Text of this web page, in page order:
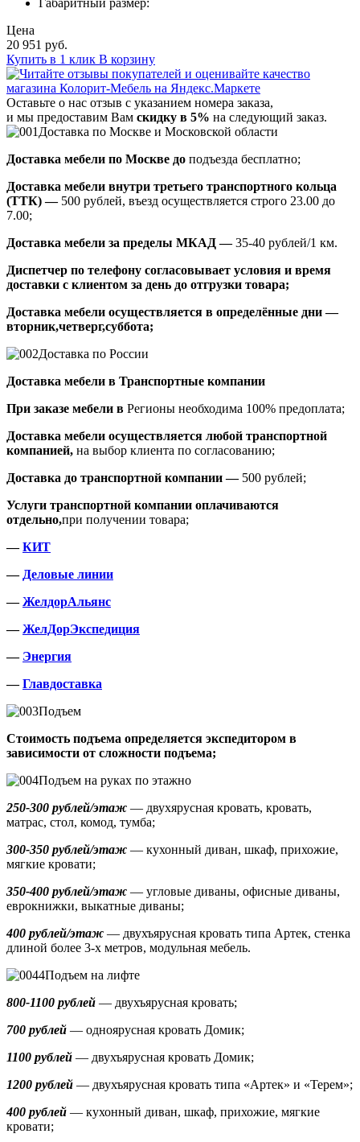
Цена
20 951 руб.
Купить в 1 клик В корзину
Оставьте о нас отзыв с указанием номера заказа,
и мы предоставим Вам скидку в 5% на следующий заказ.
Доставка по Москве и Московской области
Доставка мебели по Москве до подъезда бесплатно;
Доставка мебели внутри третьего транспортного кольца
(ТТК) —500 рублей, въезд осуществляется строго 23.00 до
7.00;
Доставка мебели за пределы МКАД —35-40 рублей/1 км.
Диспетчер по телефону согласовывает условия и время
доставки с клиентом за день до отгрузки товара;
Доставка мебели осуществляется в определённые дни —
вторник,четверг,суббота;
Доставка по России
Доставка мебели в Транспортные компании
При заказе мебели в Регионы необходима 100% предоплата;
Доставка мебели осуществляется любой транспортной
компанией, на выбор клиента по согласованию;
Доставка до транспортной компании —500 рублей;
Услуги транспортной компании оплачиваются
отдельно,при получении товара;
—КИТ
— Деловые линии
—ЖелдорАльянс
—ЖелДорЭкспедиция
— Энергия
—Главдоставка
Подъем
Стоимость подъема определяется экспедитором в
зависимости от сложности подъема;
Подъем на руках по этажно
250-300 рублей/этаж — двухярусная кровать, кровать,
матрас, стол, комод, тумба;
300-350 рублей/этаж — кухонный диван, шкаф, прихожие,
мягкие кровати;
350-400 рублей/этаж — угловые диваны, офисные диваны,
еврокнижки, выкатные диваны;
400 рублей/этаж — двухъярусная кровать типа Артек, стенка
длиной более 3-х метров, модульная мебель.
Подъем на лифте
800-1100 рублей — двухъярусная кровать;
700 рублей — одноярусная кровать Домик;
1100 рублей — двухъярусная кровать Домик;
1200 рублей — двухъярусная кровать типа «Артек» и «Терем»;
400 рублей — кухонный диван, шкаф, прихожие, мягкие
кровати;